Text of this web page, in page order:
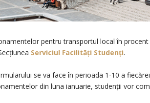
pentru transportul local în
Serviciul Facilităţi Studenţi.
se va face în perioada 1-10 a
din luna ianuarie, studenții vor